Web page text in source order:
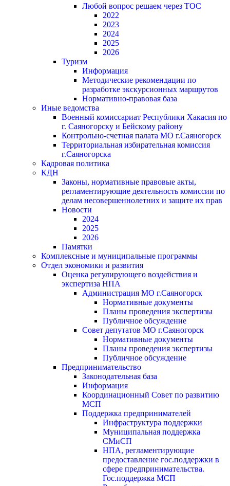
Любой вопрос решаем через ТОС
2022
2023
2024
2025
2026
Туризм
Информация
Методические рекомендации по
разработке экскурсионных маршрутов
Нормативно-правовая база
Иные ведомства
Военный комиссариат Республики Хакасия по
г. Саяногорску и Бейскому району
Контрольно-счетная палата МО г.Саяногорск
Территориальная избирательная комиссия
г.Саяногорска
Кадровая политика
КДН
Законы, нормативные правовые акты,
регламентирующие деятельность комиссии по
делам несовершеннолетних и защите их прав
Новости
2024
2025
2026
Памятки
Комплексные и муниципальные программы
Отдел экономики и развития
Оценка регулирующего воздействия и
экспертиза НПА
Администрация МО г.Саяногорск
Нормативные документы
Планы проведения экспертизы
Публичное обсуждение
Совет депутатов МО г.Саяногорск
Нормативные документы
Планы проведения экспертизы
Публичное обсуждение
Предпринимательство
Законодательная база
Информация
Координационный Совет по развитию
МСП
Поддержка предпринимателей
Инфраструктура поддержки
Муниципальная поддержка
СМиСП
НПА, регламентирующие
предоставление гос.поддержки в
сфере предпринимательства.
Гос.поддержка МСП